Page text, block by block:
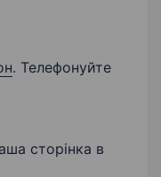
. Телефонуйте
сторінка в